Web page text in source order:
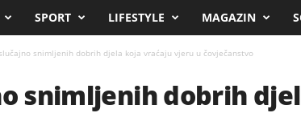
SPORT LIFESTYLE MAGAZIN
snimljenih dobrih djela koja vraćaju vjeru u čovječanstvo
snimljenih dobrih